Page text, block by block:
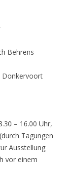
Behrens
Donkervoort
– 16.00 Uhr,
Tagungen
Ausstellung
vor einem